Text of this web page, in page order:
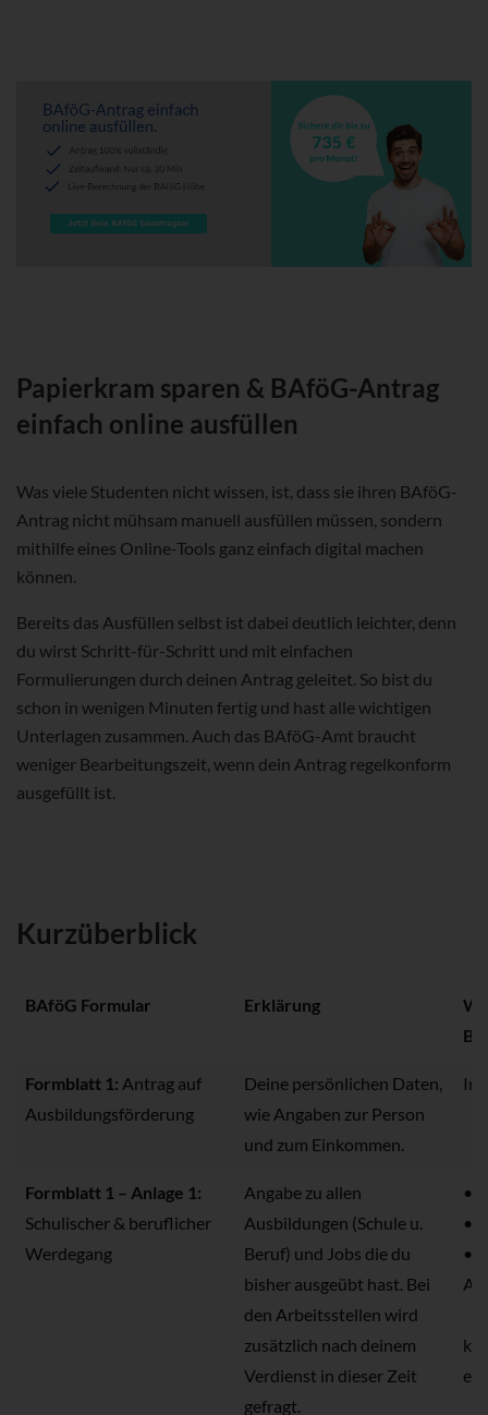
Papierkram sparen & BAföG-Antrag
einfach online ausfüllen
Was viele Studenten nicht wissen, ist, dass sie ihren BAföG-
Antrag nicht mühsam manuell ausfüllen müssen, sondern
mithilfe eines Online-Tools ganz einfach digital machen
können.
Bereits das Ausfüllen selbst ist dabei deutlich leichter, denn
du wirst Schritt-für-Schritt und mit einfachen
Formulierungen durch deinen Antrag geleitet. So bist du
schon in wenigen Minuten fertig und hast alle wichtigen
Unterlagen zusammen. Auch das BAföG-Amt braucht
weniger Bearbeitungszeit, wenn dein Antrag regelkonform
ausgefüllt ist.
Kurzüberblick
BAföG Formular Erklärung
Formblatt 1: Antrag auf
Ausbildungsförderung
Deine persönlichen Daten,
wie Angaben zur Person
und zum Einkommen.
Formblatt 1 – Anlage 1:
Schulischer & beruflicher
Werdegang
Angabe zu allen
Ausbildungen (Schule u.
Beruf) und Jobs die du
bisher ausgeübt hast. Bei
den Arbeitsstellen wird
zusätzlich nach deinem
Verdienst in dieser Zeit
gefragt.
•
•
•